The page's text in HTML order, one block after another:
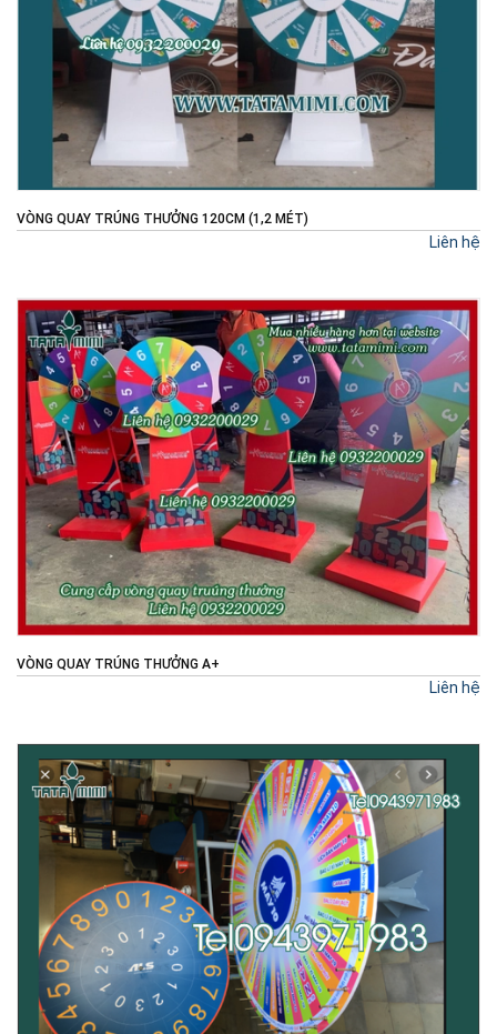
VÒNG QUAY TRÚNG THƯỞNG 120CM (1,2 MÉT)
Liên hệ
VÒNG QUAY TRÚNG THƯỞNG A+
Liên hệ